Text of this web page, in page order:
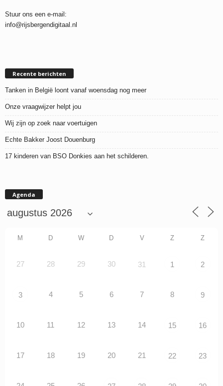
Stuur ons een e-mail:
info@rijsbergendigitaal.nl
Recente berichten
Tanken in België loont vanaf woensdag nog meer
Onze vraagwijzer helpt jou
Wij zijn op zoek naar voertuigen
Echte Bakker Joost Douenburg
17 kinderen van BSO Donkies aan het schilderen.
Agenda
M D W D V Z Z
27 28 29 30 31 1 2
3 4 5 6 7 8 9
10 11 12 13 14 15 16
17 18 19 20 21 22 23